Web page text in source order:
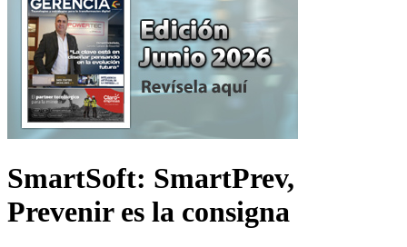
SmartSoft: SmartPrev,
Prevenir es la consigna